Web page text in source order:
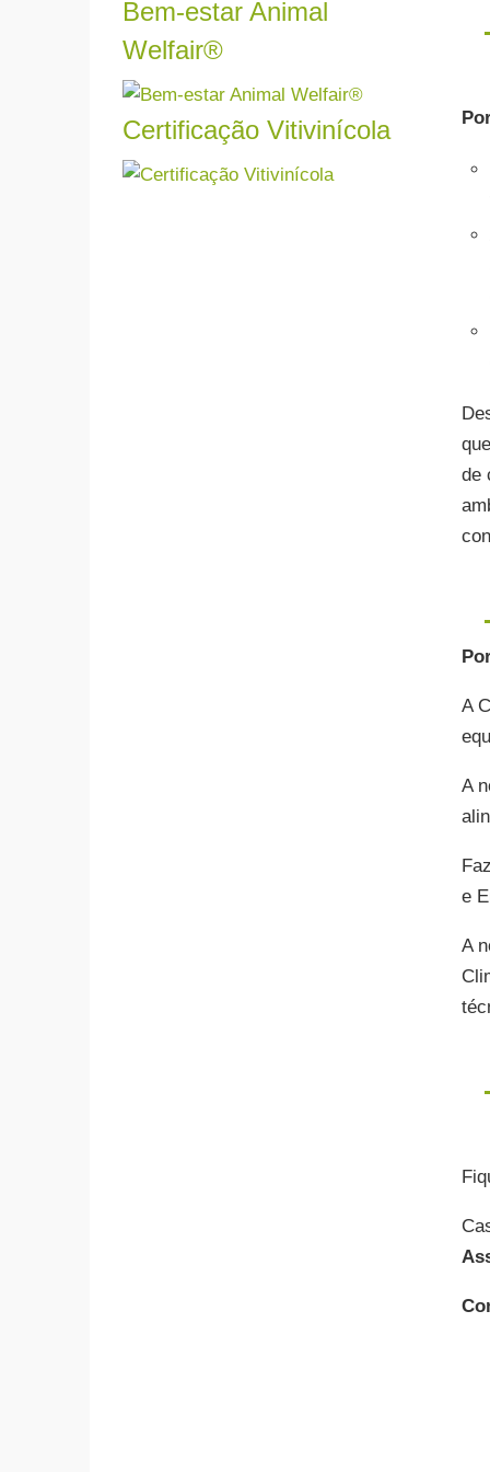
de
A
A
e
A
Bem-estar Animal
Welfair®
Certificação Vitivinícola